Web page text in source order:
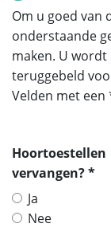
Om u goed van
onderstaande
maken. U
teruggebeld
Velden met
Hoortoestellen
vervangen? *
Ja
Nee